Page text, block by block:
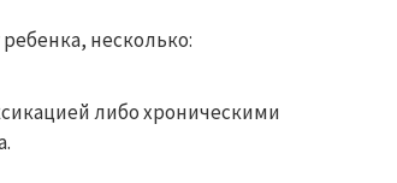
несколько:
либо хроническими